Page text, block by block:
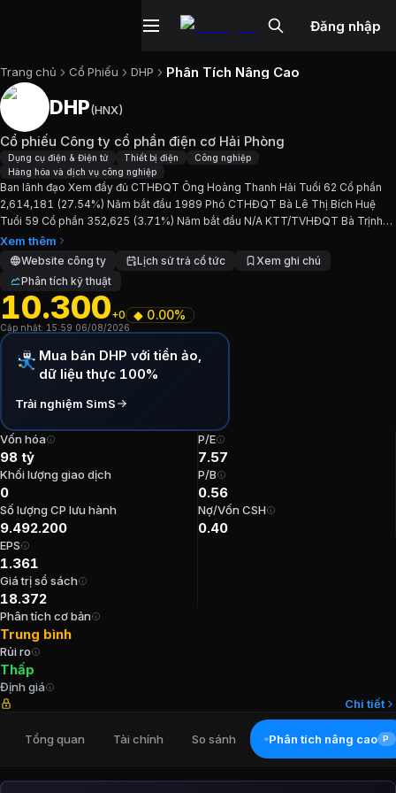
Đăng nhập
Trang chủ Cổ Phiếu DHP Phân Tích Nâng Cao
Cổ phiếuDHP
Cập nhật: 6/8/2026.
Ngành:Dụng cụ điện & Điện tử, Thiết bị điện, Công nghiệp,
Giới thiệu
Ban lãnh đạo Xem đầy đủ CTHĐQT Ông Hoàng Thanh
Chỉ số tài chínhDHP
Giá hiện tại: 10300
Vốn hóa:
P/E:
7,57
P/B:
ROE: 7,37%
5,45%
Tỷ suất cổ tức:
Ban lãnh đạo
Chủ tịch Hội đồng Quản trị
Tổng Giám đốc
Trưởng Ban kiểm soát
Thành viên Ban kiểm soát
Cổ đông lớnCổ phiếu Công ty cổ
Hoàng Thanh Hải: 27,54%
DHP(HNX)
Cổ phiếu Công ty cổ phần điện cơ Hải Phòng
Dụng cụ điện & Điện tử Thiết bị điện
Công nghiệp
Hàng hóa và dịch vụ công nghiệp
Ban lãnh đạo Xem đầy đủ CTHĐQT Ông Hoàng Thanh Hải Tuổi 62 Cổ phần
2,614,181 (27.54%) Năm bắt đầu 1989 Phó CTHĐQT Bà Lê Thị Bích Huệ
Tuổi 59 Cổ phần 352,625 (3.71%) Năm bắt đầu N/A KTT/TVHĐQT Bà Trịnh
Thị Lan Phương Tuổi 55 Cổ phần 120,277 (1.27%) Năm bắt đầu...
Xem thêm
Website công ty Lịch sử trả cổ tức
Xem ghi chú
Phân tích kỹ thuật
10.300+0 ◆ 0.00%
Cập nhật: 15:59 06/08/2026
Mua bán DHP với tiền ảo,
dữ liệu thực 100%
Trải nghiệm SimS
Vốn hóa
98 tỷ
Khối lượng giao dịch
0
Số lượng CP lưu hành
9.492.200
P/E
7.57
P/B
0.56
Nợ/Vốn CSH
0.40
EPS
1.361
Giá trị sổ sách
18.372
Phân tích cơ bản
Trung bình
Rủi ro
Thấp
Định giá
Chi tiết
Tổng quan Tài chính So sánh Phân tích nâng cao